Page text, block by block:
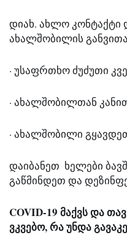
დიახ. ახლო კონტაქტი
ახალშობილის
· უსაფრთხო ძუძუთი
· ახალშობილთან
· ახალშობილი
დაიბანეთ  ხელები
გაწმინდეთ და
COVID-19 მაქვს და
ვკვებო, რა უნდა